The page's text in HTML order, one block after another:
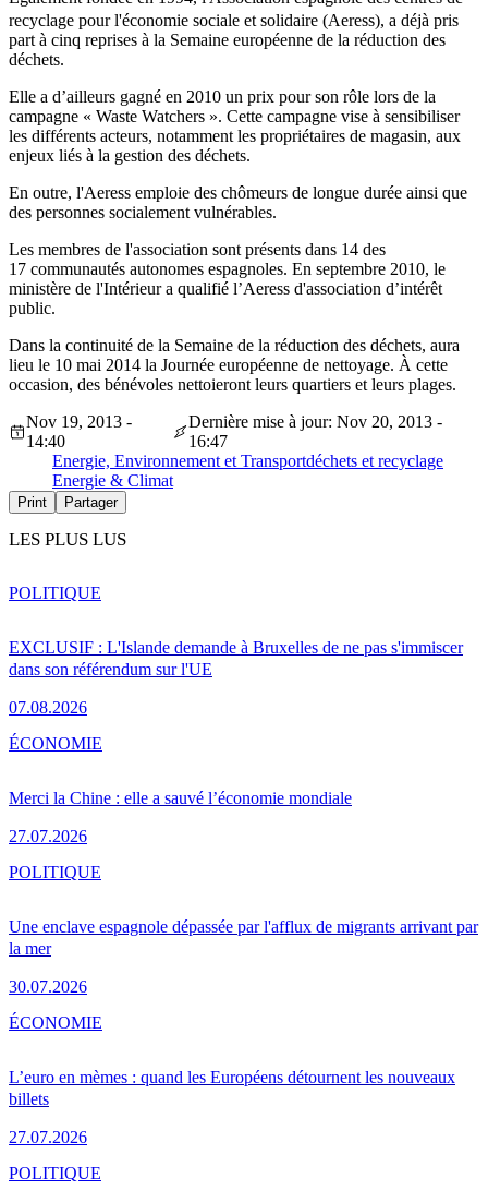
recyclage pour l'économie sociale et solidaire (Aeress), a déjà pris
part à cinq reprises à la Semaine européenne de la réduction des
déchets.
Elle a d’ailleurs gagné en 2010 un prix pour son rôle lors de la
campagne « Waste Watchers ». Cette campagne vise à sensibiliser
les différents acteurs, notamment les propriétaires de magasin, aux
enjeux liés à la gestion des déchets.
En outre, l'Aeress emploie des chômeurs de longue durée ainsi que
des personnes socialement vulnérables.
Les membres de l'association sont présents dans 14 des
17 communautés autonomes espagnoles. En septembre 2010, le
ministère de l'Intérieur a qualifié l’Aeress d'association d’intérêt
public.
Dans la continuité de la Semaine de la réduction des déchets, aura
lieu le 10 mai 2014 la Journée européenne de nettoyage. À cette
occasion, des bénévoles nettoieront leurs quartiers et leurs plages.
Nov 19, 2013 -
14:40
Dernière mise à jour: Nov 20, 2013 -
16:47
Energie, Environnement et Transportdéchets et recyclage
Energie & Climat
Print Partager
LES PLUS LUS
EXCLUSIF : L'Islande demande à Bruxelles de ne pas s'immiscer
dans son référendum sur l'UE
07.08.2026
POLITIQUE
Merci la Chine : elle a sauvé l’économie mondiale
27.07.2026
ÉCONOMIE
Une enclave espagnole dépassée par l'afflux de migrants arrivant par
la mer
30.07.2026
POLITIQUE
L’euro en mèmes : quand les Européens détournent les nouveaux
billets
27.07.2026
ÉCONOMIE
POLITIQUE